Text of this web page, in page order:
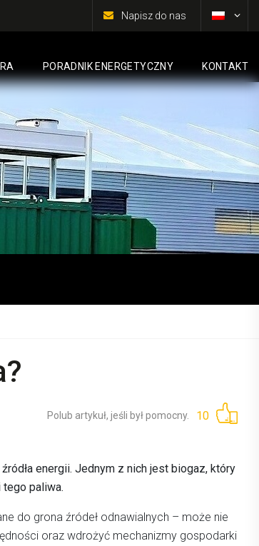
Napisz do nas
PORADNIK ENERGETYCZNY KONTAKT
Polub artykuł, jeśli był pomocny. 10
energii. Jednym z nich jest biogaz, który
paliwa.
do grona źródeł odnawialnych – może nie
oraz wdrożyć mechanizmy gospodarki